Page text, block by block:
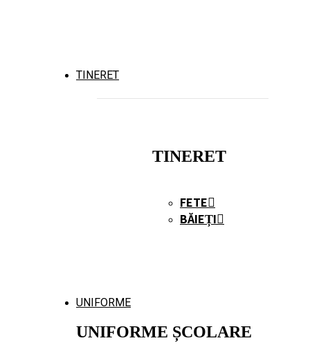
TINERET
TINERET
FETE
BĂIEȚI
UNIFORME
UNIFORME ȘCOLARE